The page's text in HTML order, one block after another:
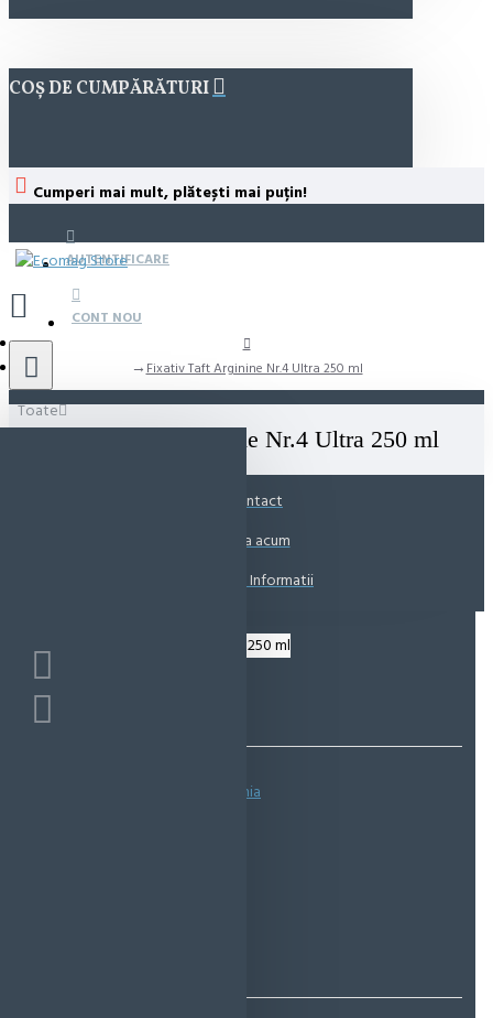
COȘ DE CUMPĂRĂTURI
Cumperi mai mult, plătești mai puțin!
AUTENTIFICARE
CONT NOU
Toate
Fixativ Taft Arginine Nr.4 Ultra 250 ml
Fixativ Taft Arginine Nr.4 Ultra 250 ml
Contact
Suna acum
Solicita Informatii
Spune-ţi opinia